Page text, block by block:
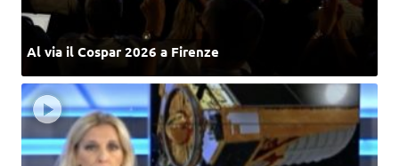
Al via il Cospar 2026 a Firenze